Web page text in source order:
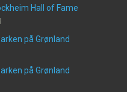
Hall of Fame
på Grønland
på Grønland